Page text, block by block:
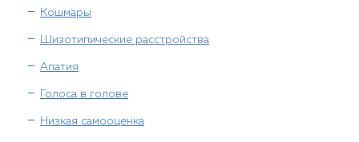
Кошмары
Шизотипические расстройства
Апатия
Голоса в голове
Низкая самооценка